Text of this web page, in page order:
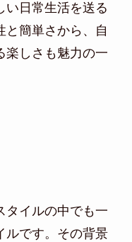
い日常生活を送る
と簡単さから、自
楽しさも魅力の一
タイルの中でも一
ルです。その背景